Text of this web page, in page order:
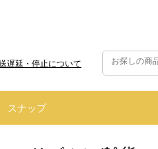
ナンス実施のお知らせ
遅延・停止について
スナップ